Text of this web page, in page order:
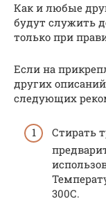
Как и любые
будут служить
только при
Если на
других
следующих
Стирать
300С.